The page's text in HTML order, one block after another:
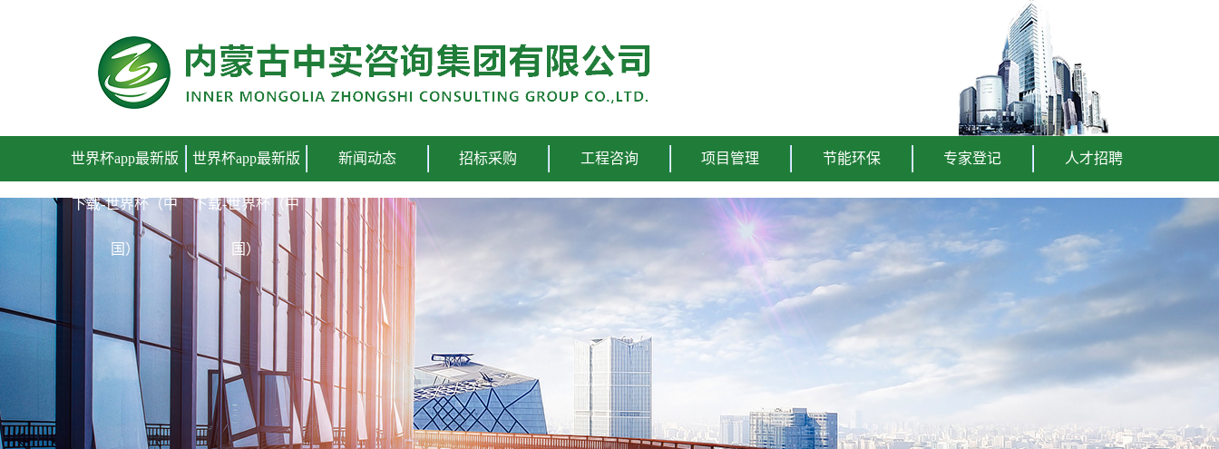
世界杯app最新版
下载-世界杯（中
国）
世界杯app最新版
下载-世界杯（中
国）
新闻动态 招标采购 工程咨询 项目管理 节能环保 专家登记 人才招聘